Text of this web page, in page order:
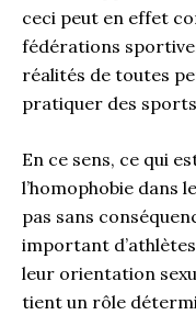
ceci peut en effet
fédérations
réalités de toutes
pratiquer des
En ce sens, ce qui
l’homophobie dans
pas sans
important
leur orientation
tient un rôle